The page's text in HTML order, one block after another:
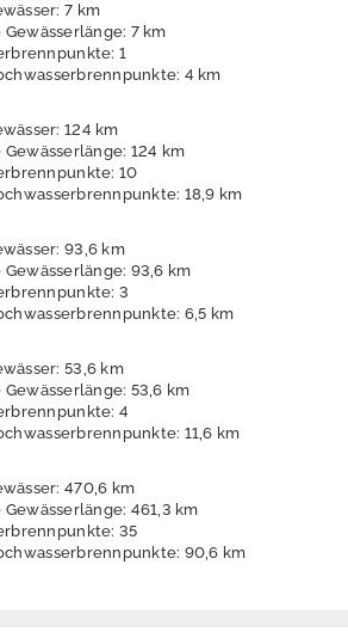
7 km
7 km
1
4 km
124 km
124 km
10
18,9 km
93,6 km
93,6 km
3
6,5 km
53,6 km
53,6 km
4
11,6 km
470,6 km
461,3 km
35
90,6 km